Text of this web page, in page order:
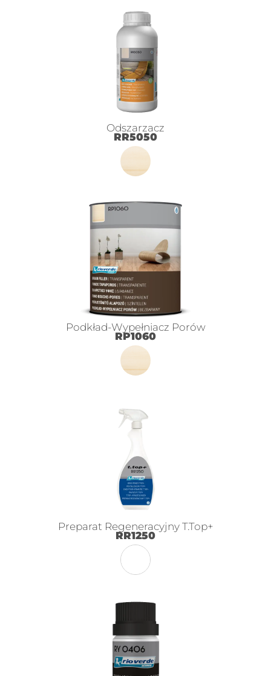
Odszarzacz
RR5050
Podkład-Wypełniacz Porów
RP1060
Preparat Regeneracyjny T.Top+
RR1250